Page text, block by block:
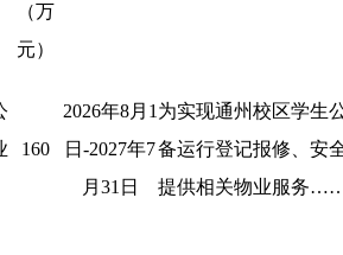
（万
元）
160
2026年8月 1
日 -2027年7
月 31 日
为实现通州校区学生
备运行登记报修
安
提供相关物业服务